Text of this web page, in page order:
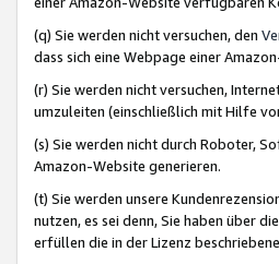
(q) Sie werden nicht versuchen, den
dass sich eine Webpage einer
(r) Sie werden nicht versuchen,
umzuleiten (einschließlich mit Hilfe
(s) Sie werden nicht durch Roboter,
Amazon-Website generieren.
(t) Sie werden unsere
nutzen, es sei denn, Sie haben über
erfüllen die in der Lizenz